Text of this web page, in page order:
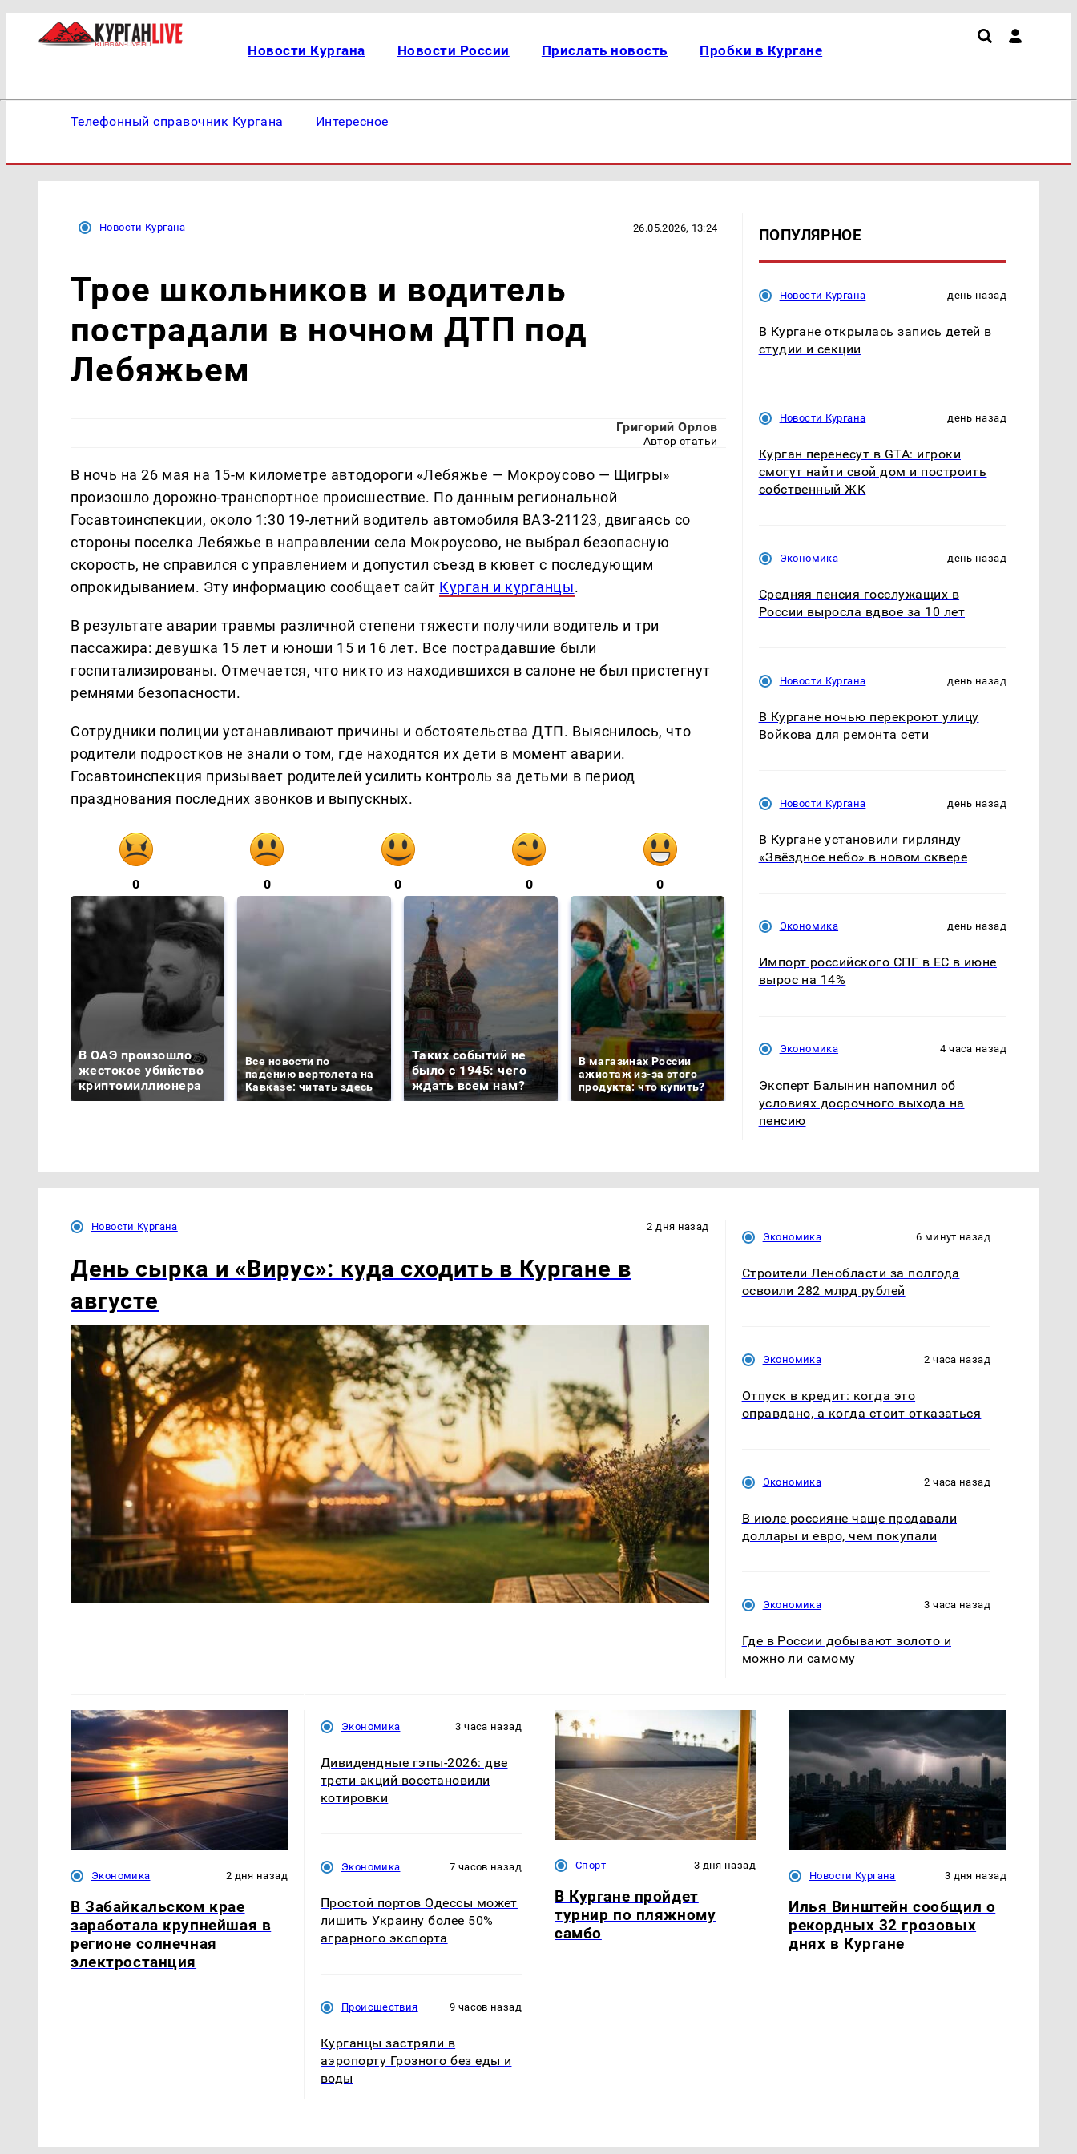
Новости Кургана Новости России Прислать новость Пробки в Кургане
Телефонный справочник Кургана Интересное
Новости Кургана 26.05.2026, 13:24
Трое школьников и водитель
пострадали в ночном ДТП под
Лебяжьем
Григорий Орлов
Автор статьи
В ночь на 26 мая на 15-м километре автодороги «Лебяжье — Мокроусово — Щигры»
произошло дорожно-транспортное происшествие. По данным региональной
Госавтоинспекции, около 1:30 19-летний водитель автомобиля ВАЗ-21123, двигаясь со
стороны поселка Лебяжье в направлении села Мокроусово, не выбрал безопасную
скорость, не справился с управлением и допустил съезд в кювет с последующим
опрокидыванием. Эту информацию сообщает сайт Курган и курганцы.
В результате аварии травмы различной степени тяжести получили водитель и три
пассажира: девушка 15 лет и юноши 15 и 16 лет. Все пострадавшие были
госпитализированы. Отмечается, что никто из находившихся в салоне не был пристегнут
ремнями безопасности.
Сотрудники полиции устанавливают причины и обстоятельства ДТП. Выяснилось, что
родители подростков не знали о том, где находятся их дети в момент аварии.
Госавтоинспекция призывает родителей усилить контроль за детьми в период
празднования последних звонков и выпускных.
0 0 0 0 0
В ОАЭ произошло
жестокое убийство
криптомиллионера
Все новости по
падению вертолета на
Кавказе: читать здесь
Таких событий не
было с 1945: чего
ждать всем нам?
В магазинах России
ажиотаж из-за этого
продукта: что купить?
Где будет встреча
России: Европа?
Кавказе: смотреть
ПОПУЛЯРНОЕ
Новости Кургана день назад
В Кургане открылась запись детей в
студии и секции
Новости Кургана день назад
Курган перенесут в GTA: игроки
смогут найти свой дом и построить
собственный ЖК
Экономика день назад
Средняя пенсия госслужащих в
России выросла вдвое за 10 лет
Новости Кургана день назад
В Кургане ночью перекроют улицу
Войкова для ремонта сети
Новости Кургана день назад
В Кургане установили гирлянду
«Звёздное небо» в новом сквере
Экономика день назад
Импорт российского СПГ в ЕС в июне
вырос на 14%
Экономика 4 часа назад
Эксперт Балынин напомнил об
условиях досрочного выхода на
пенсию
Новости Кургана 2 дня назад
День сырка и «Вирус»: куда сходить в Кургане в
августе
Экономика 6 минут назад
Строители Ленобласти за полгода
освоили 282 млрд рублей
Экономика 2 часа назад
Отпуск в кредит: когда это
оправдано, а когда стоит отказаться
Экономика 2 часа назад
В июле россияне чаще продавали
доллары и евро, чем покупали
Экономика 3 часа назад
Где в России добывают золото и
можно ли самому
Экономика 2 дня назад
В Забайкальском крае
заработала крупнейшая в
регионе солнечная
электростанция
Экономика 3 часа назад
Дивидендные гэпы-2026: две
трети акций восстановили
котировки
Экономика 7 часов назад
Простой портов Одессы может
лишить Украину более 50%
аграрного экспорта
Происшествия 9 часов назад
Курганцы застряли в
аэропорту Грозного без еды и
воды
Спорт 3 дня назад
В Кургане пройдет
турнир по пляжному
самбо
Новости Кургана 3 дня назад
Илья Винштейн сообщил о
рекордных 32 грозовых
днях в Кургане